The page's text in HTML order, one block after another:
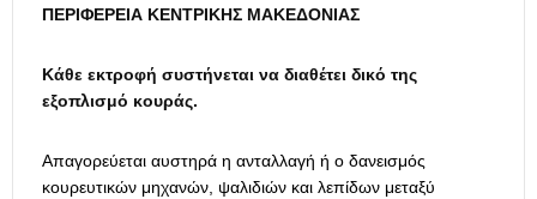
ΠΕΡΙΦΕΡΕΙΑ ΚΕΝΤΡΙΚΗΣ ΜΑΚΕΔΟΝΙΑΣ
Κάθε εκτροφή συστήνεται να διαθέτει δικό της
εξοπλισμό κουράς.
Απαγορεύεται αυστηρά η ανταλλαγή ή ο δανεισμός
κουρευτικών μηχανών, ψαλιδιών και λεπίδων μεταξύ